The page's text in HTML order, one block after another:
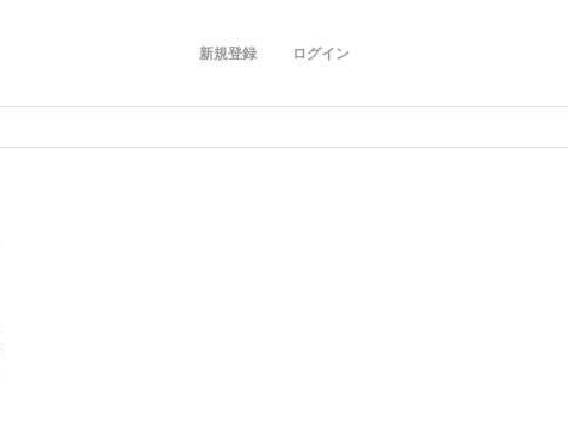
ログイン
新規登録